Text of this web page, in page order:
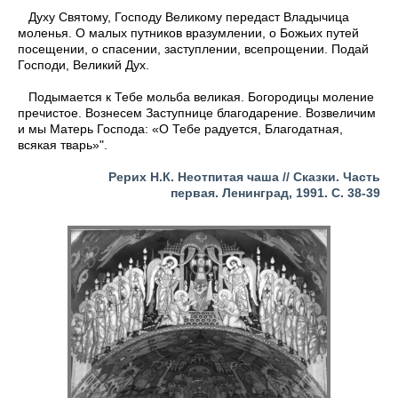
Духу Святому, Господу Великому передаст Владычица
моленья. О малых путников вразумлении, о Божьих путей
посещении, о спасении, заступлении, всепрощении. Подай
Господи, Великий Дух.
Подымается к Тебе мольба великая. Богородицы моление
пречистое. Вознесем Заступнице благодарение. Возвеличим
и мы Матерь Господа: «О Тебе радуется, Благодатная,
всякая тварь»".
Рерих Н.К. Неотпитая чаша // Сказки. Часть
первая. Ленинград, 1991. С. 38-39